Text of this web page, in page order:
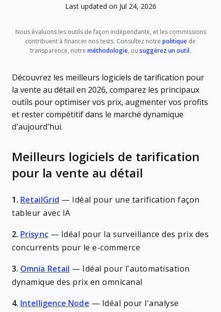
Last updated on Jul 24, 2026
Nous évaluons les outils de façon indépendante, et les commissions
contribuent à financer nos tests. Consultez notre politique de
transparence, notre méthodologie, ou suggérez un outil .
Découvrez les meilleurs logiciels de tarification pour
la vente au détail en 2026, comparez les principaux
outils pour optimiser vos prix, augmenter vos profits
et rester compétitif dans le marché dynamique
d’aujourd’hui.
Meilleurs logiciels de tarification
pour la vente au détail
1. RetailGrid —
Idéal pour une tarification façon
tableur avec IA
2. Prisync — Idéal pour la surveillance des prix des
concurrents pour le e-commerce
3. Omnia Retail —
Idéal pour l'automatisation
dynamique des prix en omnicanal
4. Intelligence Node — Idéal pour l'analyse